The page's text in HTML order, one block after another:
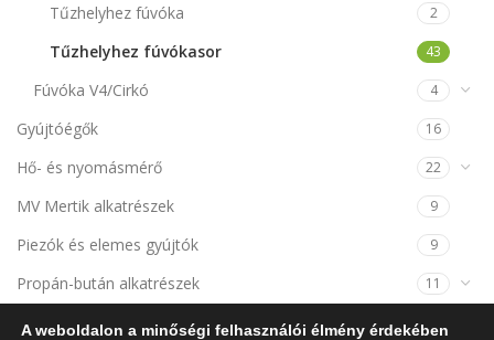
Tűzhelyhez fúvóka 2
Tűzhelyhez fúvókasor 43
Fúvóka V4/Cirkó 4
Gyújtóégők 16
Hő- és nyomásmérő 22
MV Mertik alkatrészek 9
Piezók és elemes gyújtók 9
Propán-bután alkatrészek 11
Szabadidős termékek
A weboldalon a minőségi felhasználói élmény érdekében